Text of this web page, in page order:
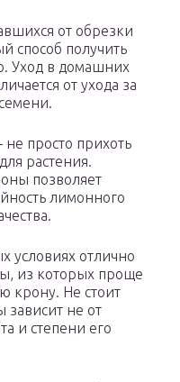
от обрезки
способ получить
Уход в домашних
от ухода за
просто прихоть
растения.
позволяет
лимонного
условиях отлично
из которых проще
крону. Не стоит
зависит не от
и степени его